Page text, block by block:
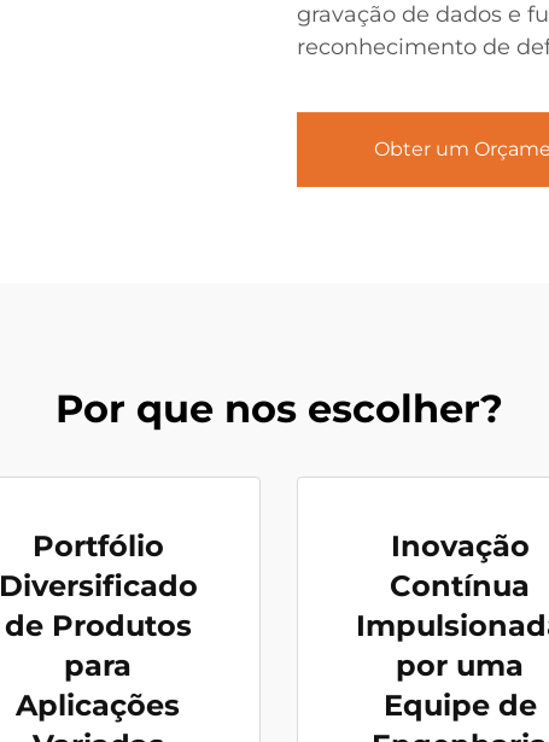
gravação de dados e
reconhecimento de
Obter um
Por que nos escolher?
Portfólio
Diversificado
de Produtos
para
Aplicações
Inovação
Contínua
por uma
Equipe de